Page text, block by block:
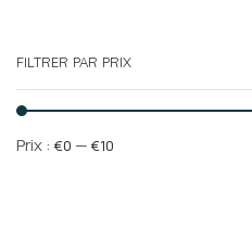
FILTRER PAR PRIX
Prix : €0 — €10